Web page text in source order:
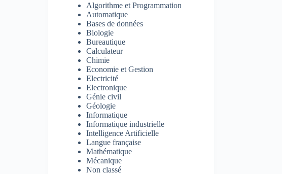
Algorithme et Programmation
Automatique
Bases de données
Biologie
Bureautique
Calculateur
Chimie
Economie et Gestion
Electricité
Electronique
Génie civil
Géologie
Informatique
Informatique industrielle
Intelligence Artificielle
Langue française
Mathématique
Mécanique
Non classé